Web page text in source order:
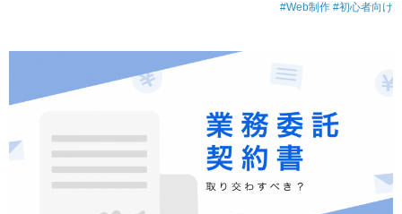
Web制作 初心者向け